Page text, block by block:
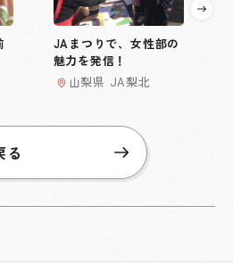
JAまつりで、女性部の
魅力を発信！
山梨県 JA梨北
る